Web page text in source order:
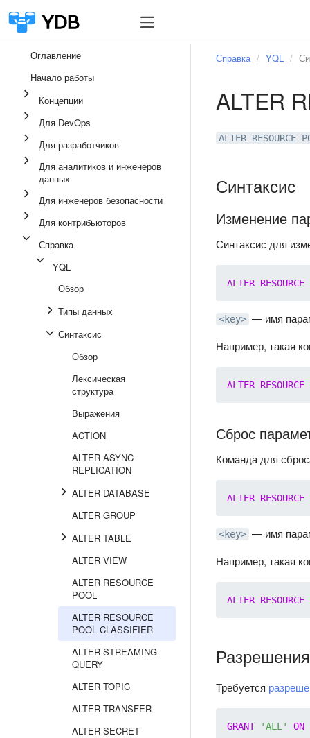
Оглавление
Начало работы
Концепции
Для DevOps
Для разработчиков
Для аналитиков и инженеров
данных
Для инженеров безопасности
Для контрибьюторов
Справка
YQL
Обзор
Типы данных
Синтаксис
Обзор
Лексическая
структура
Выражения
ACTION
ALTER ASYNC
REPLICATION
ALTER DATABASE
ALTER GROUP
ALTER TABLE
ALTER VIEW
ALTER RESOURCE
POOL
ALTER RESOURCE
POOL CLASSIFIER
ALTER STREAMING
QUERY
ALTER TOPIC
ALTER TRANSFER
ALTER SECRET
Справка YQL
ALTER
ALTER RESOURCE
Синтаксис
Изменение
Синтаксис для
ALTER RESOURCE
<key> — имя
Например, такая
ALTER RESOURCE
Сброс
Команда для
ALTER RESOURCE
<key> — имя
Например, такая
ALTER RESOURCE
Разрешения
Требуется
GRANT 'ALL' ON